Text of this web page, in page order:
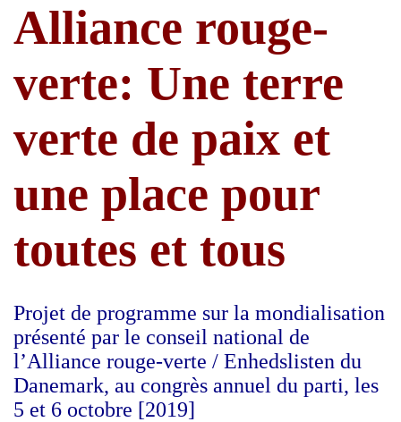
Alliance rouge-
verte: Une terre
verte de paix et
une place pour
toutes et tous
Projet de programme sur la mondialisation
présenté par le conseil national de
l’Alliance rouge-verte / Enhedslisten du
Danemark, au congrès annuel du parti, les
5 et 6 octobre [2019]